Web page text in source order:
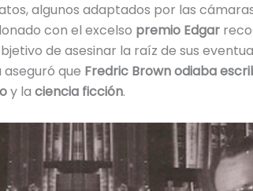
algunos adaptados por las
con el excelso premio Edgar
de asesinar la raíz de sus
aseguró que Fredric Brown odiaba
y la ciencia ficción.